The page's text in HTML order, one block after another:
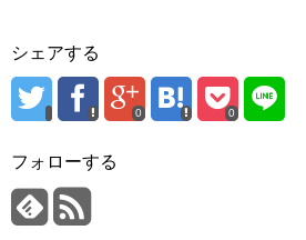
シェアする
0 0
フォローする